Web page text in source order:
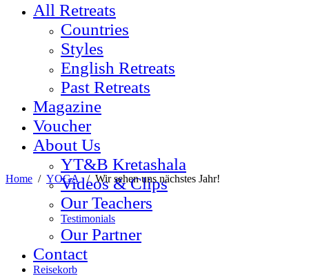
All Retreats
Countries
Styles
English Retreats
Past Retreats
Magazine
Voucher
About Us
YT&B Kretashala
Videos & Clips
Our Teachers
Testimonials
Our Partner
Contact
Reisekorb
Home / YOGA / Wir sehen uns nächstes Jahr!